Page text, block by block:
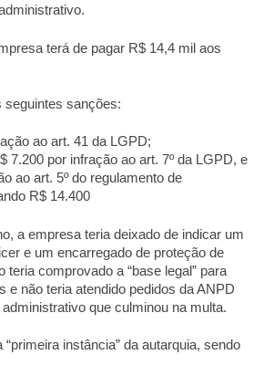
terá de pagar R$ 14,4 mil aos
seguintes sanções:
ao art. 41 da LGPD;
7.200 por infração ao art. 7º da LGPD, e
ao art. 5º do regulamento de
R$ 14.400
a empresa teria deixado de indicar um
e um encarregado de proteção de
teria comprovado a “base legal” para
e não teria atendido pedidos da ANPD
que culminou na multa.
instância” da autarquia, sendo